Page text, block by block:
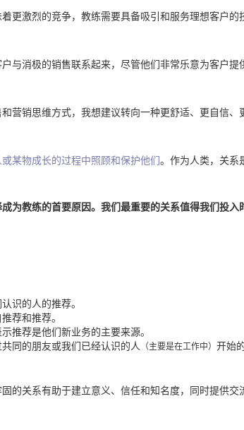
更激烈的竞争，教练需要具备吸引和服务理想客户的
与消极的销售联系起来，尽管他们非常乐意为客户
营销思维方式，我想建议转向一种更舒适、更自信
某物成长的过程中照顾和保护他们。作为人类，关系
为教练的首要原因。 我们最重要的关系值得我们投入
识的人的推荐。
荐和推荐。
推荐是他们新业务的主要来源。
同的朋友或我们已经认识的人 （主要是在工作中） 开始的
的关系有助于建立意义、信任和知名度，同时提供交